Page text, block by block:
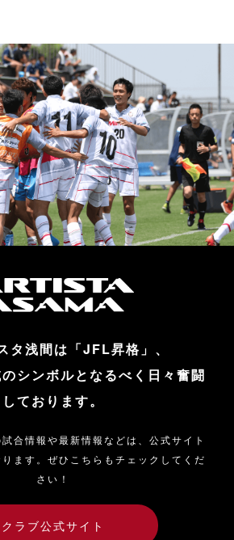
タ浅間は「JFL昇格」、
シンボルとなるべく日々奮闘
しております。
合情報や最新情報などは、公式サイト
ます。ぜひこちらもチェックしてくだ
さい！
クラブ公式サイト